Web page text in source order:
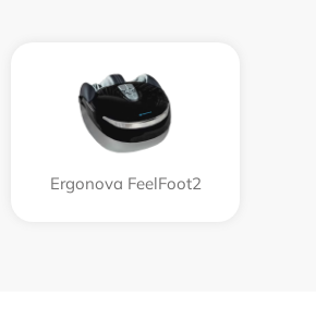
Ergonova FeelFoot2